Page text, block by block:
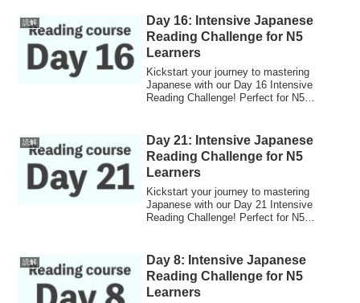
読解
Day 16: Intensive Japanese
Reading Challenge for N5
Learners
Kickstart your journey to mastering
Japanese with our Day 16 Intensive
Reading Challenge! Perfect for N5
読解
Day 21: Intensive Japanese
Reading Challenge for N5
Learners
Kickstart your journey to mastering
Japanese with our Day 21 Intensive
Reading Challenge! Perfect for N5
読解
Day 8: Intensive Japanese
Reading Challenge for N5
Learners